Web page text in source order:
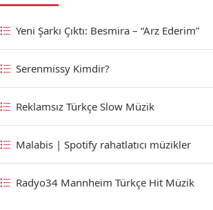
Yeni Şarkı Çıktı: Besmira – “Arz Ederim”
Serenmissy Kimdir?
Reklamsız Türkçe Slow Müzik
Malabis | Spotify rahatlatıcı müzikler
Radyo34 Mannheim Türkçe Hit Müzik